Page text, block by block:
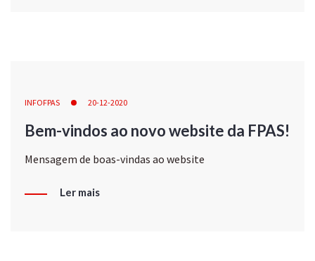
INFOFPAS 20-12-2020
Bem-vindos ao novo website da FPAS!
Mensagem de boas-vindas ao website
Ler mais